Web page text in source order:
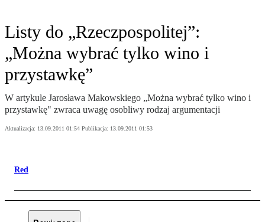
Listy do „Rzeczpospolitej”:
„Można wybrać tylko wino i
przystawkę”
W artykule Jarosława Makowskiego „Można wybrać tylko wino i
przystawkę" zwraca uwagę osobliwy rodzaj argumentacji
Aktualizacja: 13.09.2011 01:54 Publikacja: 13.09.2011 01:53
Red